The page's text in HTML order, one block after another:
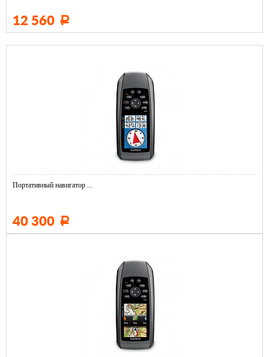
12 560 Р
Портативный навигатор ...
40 300 Р